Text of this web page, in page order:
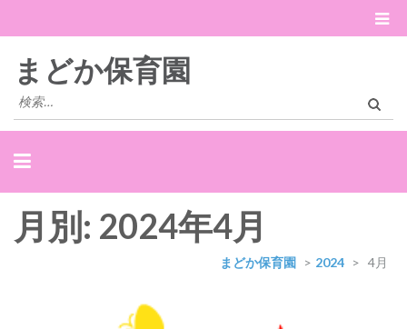
まどか保育園
検
索:
月別: 2024年4月
まどか保育園 > 2024 > 4月